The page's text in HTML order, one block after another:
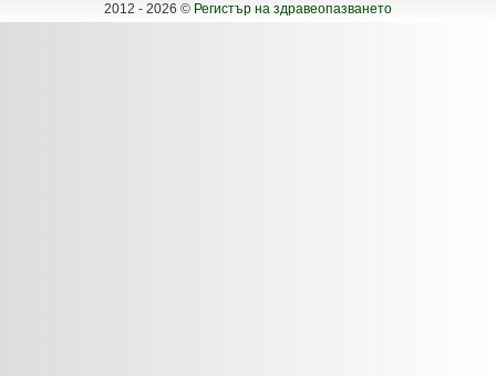
2012 - 2026 © Регистър на здравеопазването